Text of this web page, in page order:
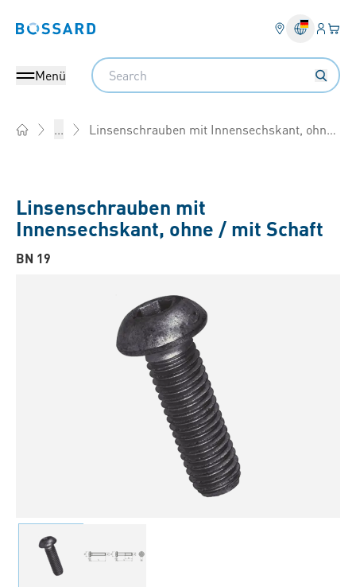
Bossard homepage Ihr
Menü
Search
... Linsenschrauben mit Innensechskant, ohne / mit Schaft
Linsenschrauben mit
Innensechskant, ohne / mit Schaft
BN 19